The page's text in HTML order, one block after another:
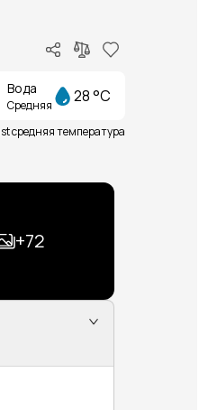
Вода
Средняя 28 °C
средняя температура
+72